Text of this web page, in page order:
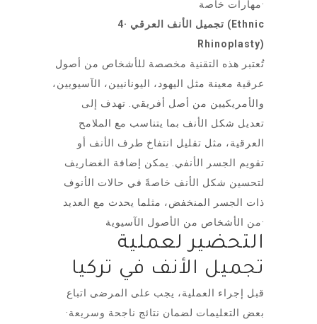
مهارات خاصة·
4· تجميل الأنف العرقي (Ethnic
Rhinoplasty)
تُعتبر هذه التقنية مخصصة للأشخاص من أصول
عرقية معينة مثل اليهود، اليونانيين، الآسيويين،
والأمريكيين من أصل أفريقي. تهدف إلى
تعديل شكل الأنف بما يتناسب مع الملامح
العرقية، مثل تقليل انتفاخ طرف الأنف أو
تقويم الجسر الأنفي. يمكن إضافة الغضاريف
لتحسين شكل الأنف خاصةً في حالات الأنوف
ذات الجسر المنخفض، مثلما يحدث مع العديد
من الأشخاص من الأصول الآسيوية·
التحضير لعملية
تجميل الأنف في تركيا
قبل إجراء العملية، يجب على المرضى اتباع
بعض التعليمات لضمان نتائج ناجحة وسريعة·